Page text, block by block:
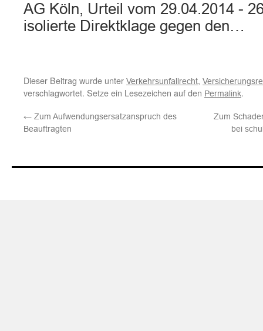
AG Köln, Urteil vom 29.04.2014 -
isolierte Direktklage gegen den…
Dieser Beitrag wurde unter Verkehrsunfallrecht,
verschlagwortet. Setze ein Lesezeichen auf den Permalink.
← Zum Aufwendungsersatzanspruch des
Beauftragten
Zum
bei